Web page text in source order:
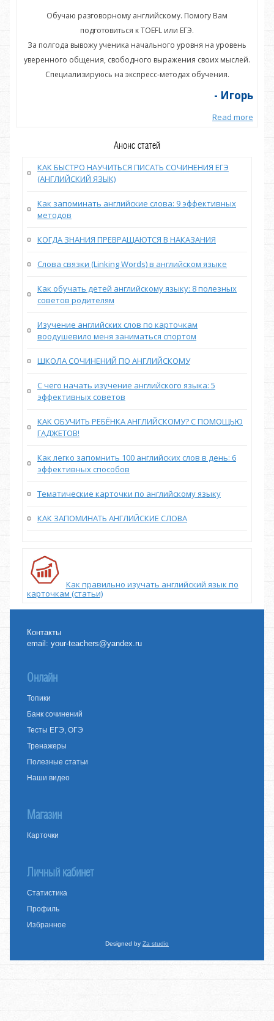
Обучаю разговорному английскому. Помогу Вам
подготовиться к TOEFL или ЕГЭ.
За полгода вывожу ученика начального уровня на уровень
уверенного общения, свободного выражения своих мыслей.
Специализируюсь на экспресс-методах обучения.
- Игорь
Read more
Анонс статей
КАК БЫСТРО НАУЧИТЬСЯ ПИСАТЬ СОЧИНЕНИЯ ЕГЭ
(АНГЛИЙСКИЙ ЯЗЫК)
Как запоминать английские слова: 9 эффективных
методов
КОГДА ЗНАНИЯ ПРЕВРАЩАЮТСЯ В НАКАЗАНИЯ
Слова связки (Linking Words) в английском языке
Как обучать детей английскому языку: 8 полезных
советов родителям
Изучение английских слов по карточкам
воодушевило меня заниматься спортом
ШКОЛА СОЧИНЕНИЙ ПО АНГЛИЙСКОМУ
С чего начать изучение английского языка: 5
эффективных советов
КАК ОБУЧИТЬ РЕБЁНКА АНГЛИЙСКОМУ? С ПОМОЩЬЮ
ГАДЖЕТОВ!
Как легко запомнить 100 английских слов в день: 6
эффективных способов
Тематические карточки по английскому языку
КАК ЗАПОМИНАТЬ АНГЛИЙСКИЕ СЛОВА
Как правильно изучать английский язык по
карточкам (статьи)
Контакты
email:your-teachers@yandex.ru
Онлайн
Топики
Банк сочинений
Тесты ЕГЭ, ОГЭ
Тренажеры
Полезные статьи
Наши видео
Магазин
Карточки
Личный кабинет
Статистика
Профиль
Избранное
Designed by Za studio